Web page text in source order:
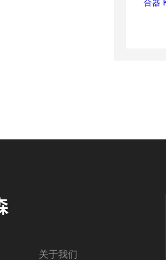
关于我们